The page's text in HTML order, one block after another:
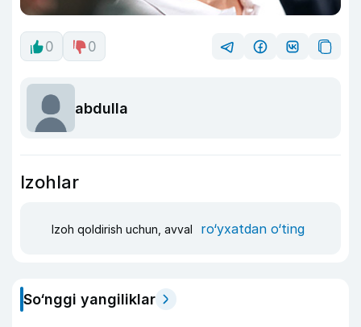
0 0
abdulla
Izohlar
Izoh qoldirish uchun, avval ro‘yxatdan o‘ting
So‘nggi yangiliklar